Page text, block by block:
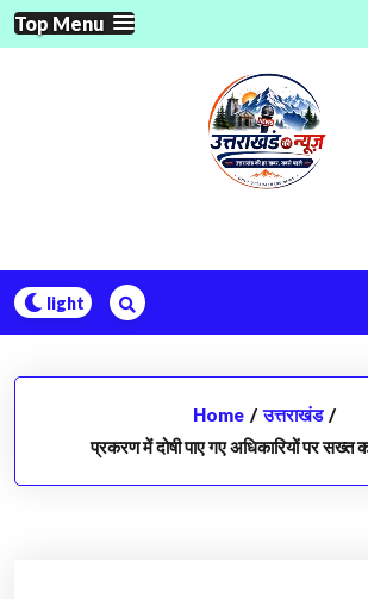
Skip
to
Top Menu
Home / उत्तराखंड /
प्रकरण में दोषी पाए गए अधिकारियों पर सख्त